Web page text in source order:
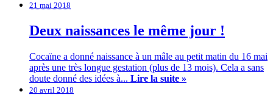
21 mai 2018
Deux naissances le même jour !
Cocaïne a donné naissance à un mâle au petit matin du 16 mai
après une très longue gestation (plus de 13 mois). Cela a sans
doute donné des idées à... Lire la suite »
20 avril 2018